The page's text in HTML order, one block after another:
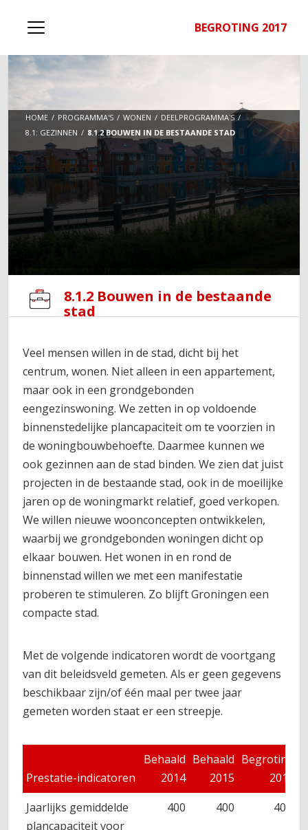
BEGROTING 2017
HOME PROGRAMMA'S WONEN
DEELPROGRAMMA'S
8.1: GEZINNEN
8.1.2 BOUWEN IN DE BESTAANDE STAD
8.1.2 Bouwen in de bestaande
stad
Veel mensen willen in de stad, dicht bij het
centrum, wonen. Niet alleen in een appartement,
maar ook in een grondgebonden
eengezinswoning. We zetten in op voldoende
binnenstedelijke plancapaciteit om te voorzien in
de woningbouwbehoefte. Daarmee kunnen we
ook gezinnen aan de stad binden. We zien dat juist
projecten in de bestaande stad, ook in de moeilijke
jaren op de woningmarkt relatief, goed verkopen.
We willen nieuwe woonconcepten ontwikkelen,
waarbij we grondgebonden woningen dicht op
elkaar bouwen. Het wonen in en rond de
binnenstad willen we met een manifestatie
proberen te stimuleren. Zo blijft Groningen een
compacte stad.
Met de volgende indicatoren wordt de voortgang
van dit beleidsveld gemeten. Als er geen gegevens
beschikbaar zijn/of één maal per twee jaar
gemeten worden staat er een streepje.
Prestatie-indicatoren
Behaald
2014
Behaald
2015
Begroting
2016
Jaarlijks gemiddelde
plancapaciteit voor
400 400 400